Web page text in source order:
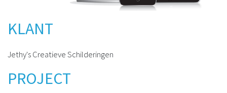
KLANT
Jethy's Creatieve Schilderingen
PROJECT